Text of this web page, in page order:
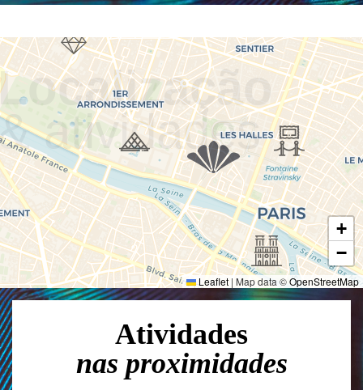
+
−
Leaflet | Map data ©OpenStreetMap
atividades
Atividades
nas proximidades